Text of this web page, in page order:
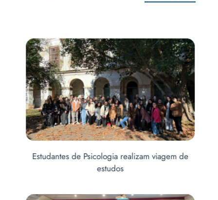
Estudantes de Psicologia realizam viagem de
estudos